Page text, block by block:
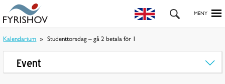
Kalendarium Studenttorsdag – gå 2 betala för 1
Event